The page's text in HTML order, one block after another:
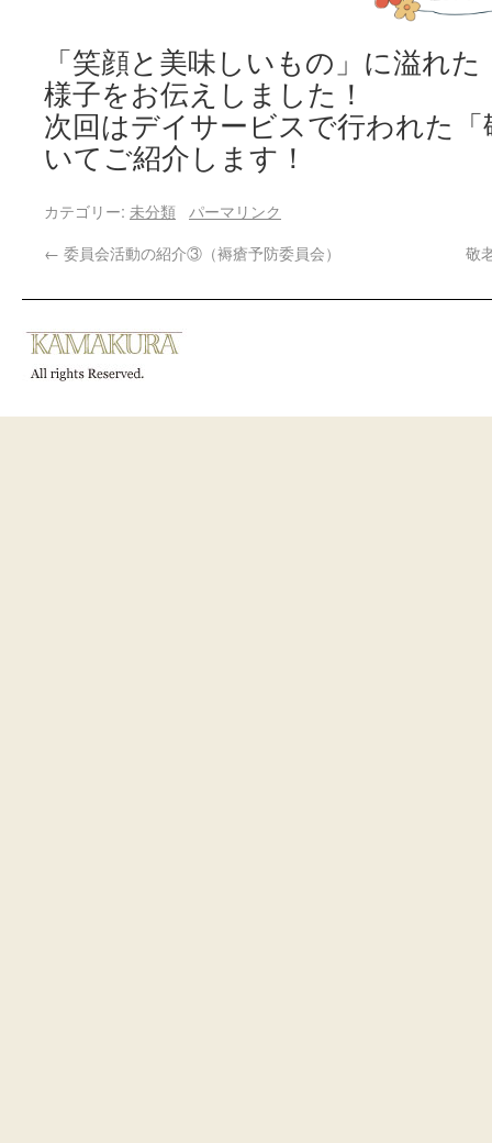
「笑顔と美味しいもの」に溢れ
様子をお伝えしました！
次回はデイサービスで行われた
いてご紹介します！
カテゴリー: 未分類
パーマリンク
← 委員会活動の紹介③（褥瘡予防委員会） 敬